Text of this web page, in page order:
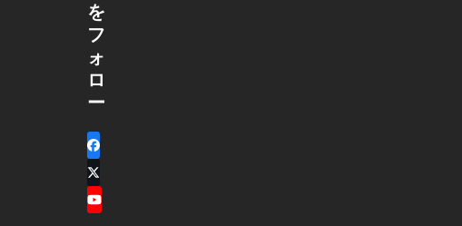
を
フ
ォ
ロ
ー
Facebook
X
YouTube